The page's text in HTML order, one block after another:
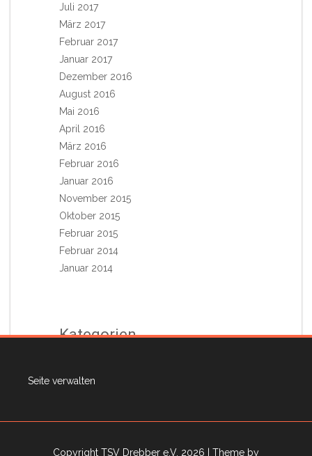
Juli 2017
März 2017
Februar 2017
Januar 2017
Dezember 2016
August 2016
Mai 2016
April 2016
März 2016
Februar 2016
Januar 2016
November 2015
Oktober 2015
Februar 2015
Februar 2014
Januar 2014
Kategorien
Allgemein
Travel
Seite verwalten
Copyright TSV Drebber e.V. 2026 | Theme by